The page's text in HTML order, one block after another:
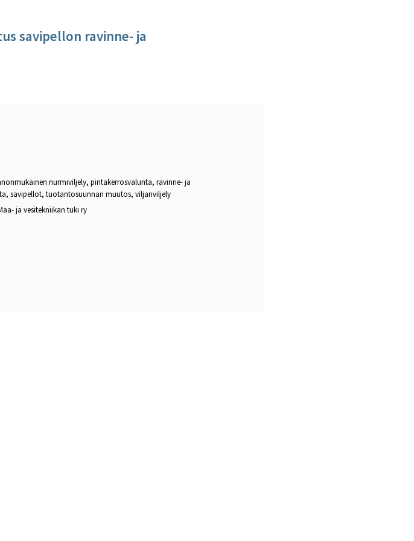
savipellon ravinne- ja
nurmiviljely, pintakerrosvalunta, ravinne- ja
savipellot, tuotantosuunnan muutos, viljanviljely
ja vesitekniikan tuki ry